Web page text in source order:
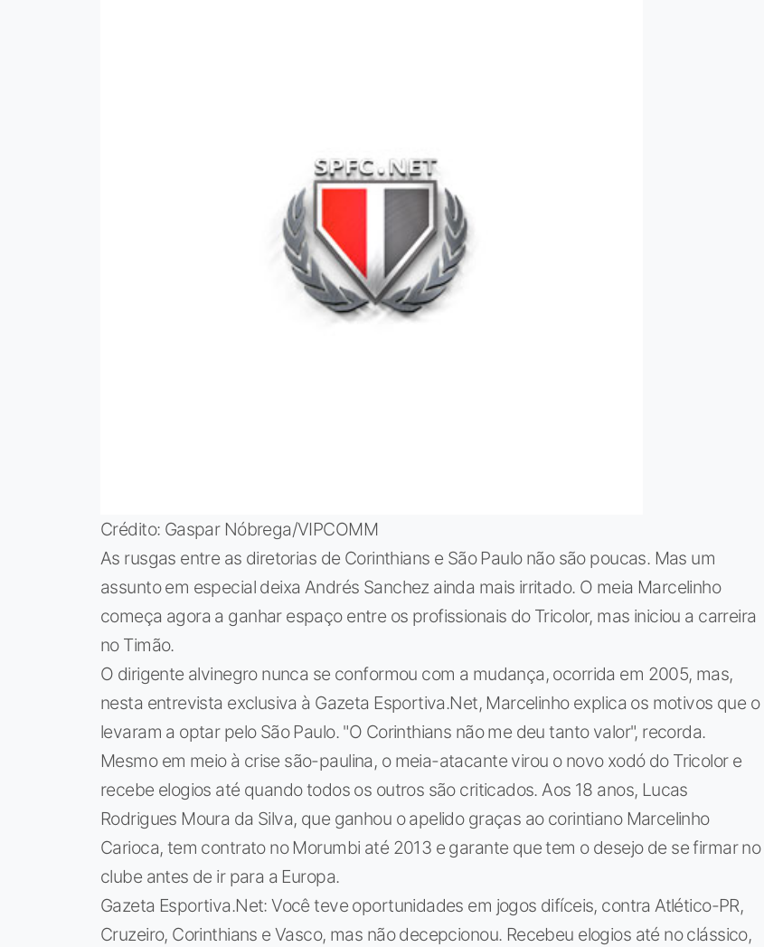
Crédito: Gaspar Nóbrega/VIPCOMM
As rusgas entre as diretorias de Corinthians e São Paulo não são poucas. Mas um
assunto em especial deixa Andrés Sanchez ainda mais irritado. O meia Marcelinho
começa agora a ganhar espaço entre os profissionais do Tricolor, mas iniciou a carreira
no Timão.
O dirigente alvinegro nunca se conformou com a mudança, ocorrida em 2005, mas,
nesta entrevista exclusiva à Gazeta Esportiva.Net, Marcelinho explica os motivos que o
levaram a optar pelo São Paulo. "O Corinthians não me deu tanto valor", recorda.
Mesmo em meio à crise são-paulina, o meia-atacante virou o novo xodó do Tricolor e
recebe elogios até quando todos os outros são criticados. Aos 18 anos, Lucas
Rodrigues Moura da Silva, que ganhou o apelido graças ao corintiano Marcelinho
Carioca, tem contrato no Morumbi até 2013 e garante que tem o desejo de se firmar no
clube antes de ir para a Europa.
Gazeta Esportiva.Net: Você teve oportunidades em jogos difíceis, contra Atlético-PR,
Cruzeiro, Corinthians e Vasco, mas não decepcionou. Recebeu elogios até no clássico,